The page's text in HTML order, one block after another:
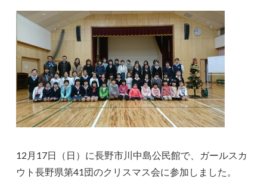
12月17日（日）に長野市川中島公民館で、ガールスカ
ウト長野県第41団のクリスマス会に参加しました。